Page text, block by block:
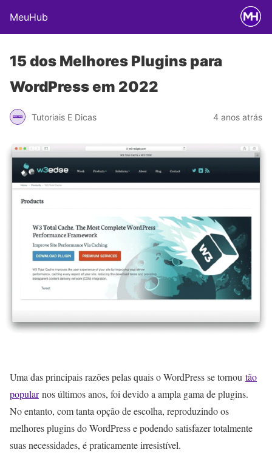
MeuHub
15 dos Melhores Plugins para
WordPress em 2022
Tutoriais E Dicas 4 anos atrás
Uma das principais razões pelas quais o WordPress se tornou tão
popularnos últimos anos, foi devido a ampla gama de plugins.
No entanto, com tanta opção de escolha, reproduzindo os
melhores plugins do WordPress e podendo satisfazer totalmente
suas necessidades, é praticamente irresistível.